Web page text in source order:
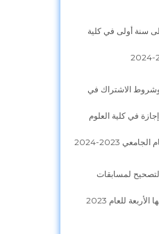
سنة أولى في كلية
وشروط الاشتراك في
في كلية العلوم
2023-2024
لمسابقات
الشهادة الثانوية العامة بفروعها الأربعة للعام 2023